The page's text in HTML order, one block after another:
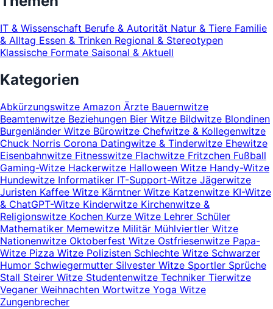
IT & Wissenschaft Berufe & Autorität Natur & Tiere Familie
& Alltag Essen & Trinken Regional & Stereotypen
Klassische Formate Saisonal & Aktuell
Kategorien
Abkürzungswitze Amazon Ärzte Bauernwitze
Beamtenwitze Beziehungen Bier Witze Bildwitze Blondinen
Burgenländer Witze Bürowitze Chefwitze & Kollegenwitze
Chuck Norris Corona Datingwitze & Tinderwitze Ehewitze
Eisenbahnwitze Fitnesswitze Flachwitze Fritzchen Fußball
Gaming-Witze Hackerwitze Halloween Witze Handy-Witze
Hundewitze Informatiker IT-Support-Witze Jägerwitze
Juristen Kaffee Witze Kärntner Witze Katzenwitze KI-Witze
& ChatGPT-Witze Kinderwitze Kirchenwitze &
Religionswitze Kochen Kurze Witze Lehrer Schüler
Mathematiker Memewitze Militär Mühlviertler Witze
Nationenwitze Oktoberfest Witze Ostfriesenwitze Papa-
Witze Pizza Witze Polizisten Schlechte Witze Schwarzer
Humor Schwiegermutter Silvester Witze Sportler Sprüche
Stall Steirer Witze Studentenwitze Techniker Tierwitze
Veganer Weihnachten Wortwitze Yoga Witze
Zungenbrecher